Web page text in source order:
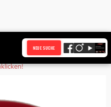
NEUE SUCHE